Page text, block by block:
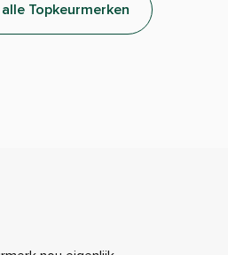
Topkeurmerken